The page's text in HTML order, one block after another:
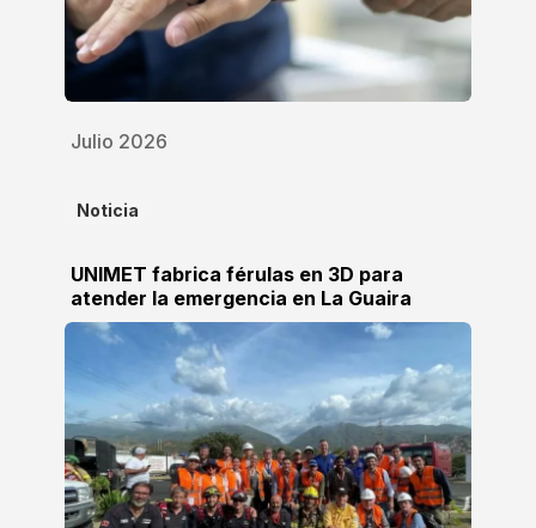
Julio 2026
Noticia
UNIMET fabrica férulas en 3D para
atender la emergencia en La Guaira